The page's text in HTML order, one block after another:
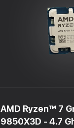
AMD Ryzen™ 7
9850X3D - 4.7